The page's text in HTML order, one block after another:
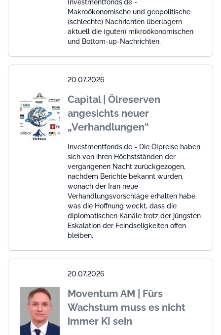
Investmentfonds.de -
Makroökonomische und geopolitische
(schlechte) Nachrichten überlagern
aktuell die (guten) mikroökonomischen
und Bottom-up-Nachrichten.
20.07.2026
Capital | Ölreserven
angesichts neuer
„Verhandlungen“
Investmentfonds.de - Die Ölpreise haben
sich von ihren Höchstständen der
vergangenen Nacht zurückgezogen,
nachdem Berichte bekannt wurden,
wonach der Iran neue
Verhandlungsvorschläge erhalten habe,
was die Hoffnung weckt, dass die
diplomatischen Kanäle trotz der jüngsten
Eskalation der Feindseligkeiten offen
bleiben.
20.07.2026
Moventum AM | Fürs
Wachstum muss es nicht
immer KI sein